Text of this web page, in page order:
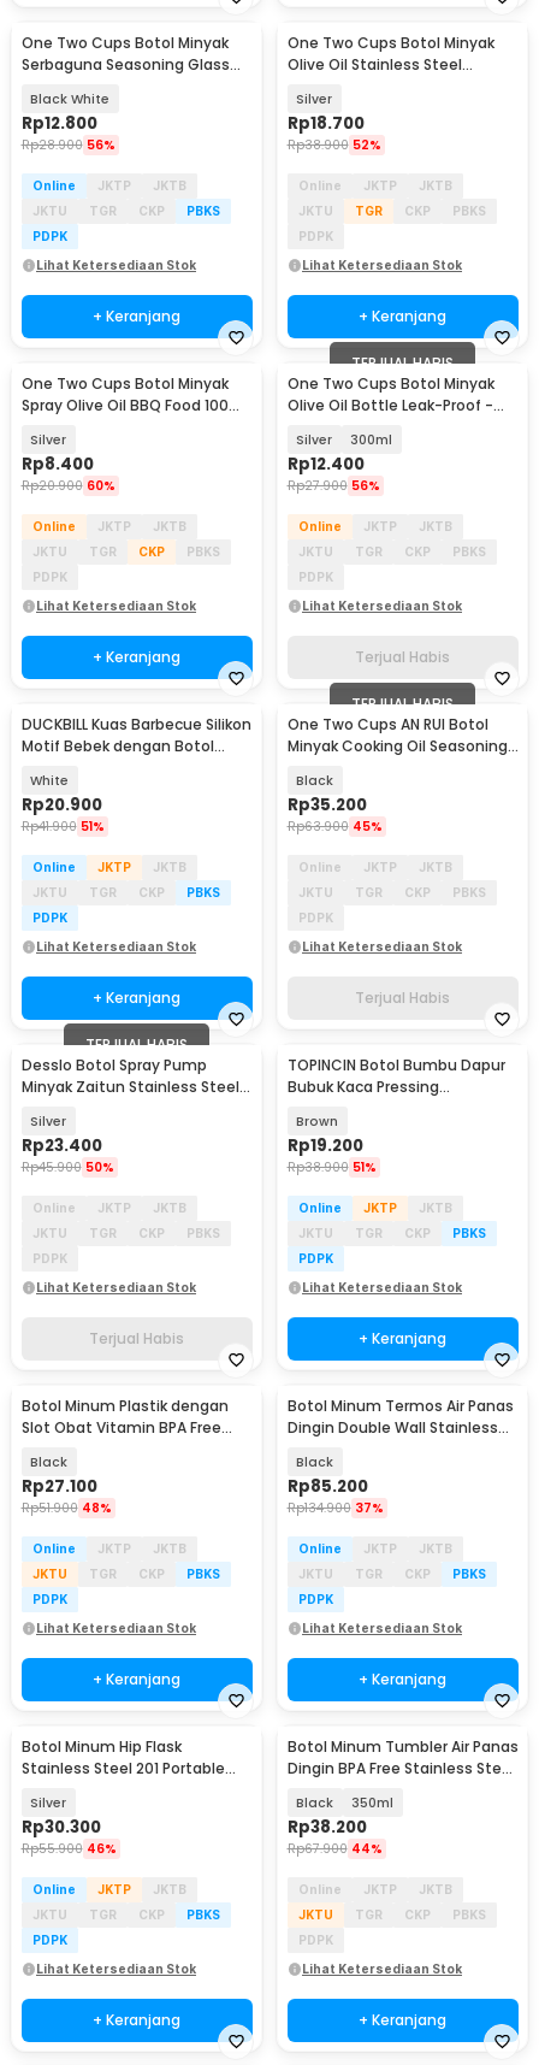
One Two Cups Botol Minyak
Serbaguna Seasoning Glass
Black White
Rp12.800
Rp28.900 56%
Online JKTP
JKTB
JKTU
TGR CKP
PBKS
PDPK
Lihat Ketersediaan Stok
+ Keranjang
One Two Cups Botol Minyak
Olive Oil Stainless Steel
Silver
Rp18.700
Rp38.900 52%
Online JKTP
JKTB
JKTU
TGR CKP
PBKS
PDPK
Lihat Ketersediaan Stok
+ Keranjang
One Two Cups Botol Minyak
Spray Olive Oil BBQ Food 100ml
Silver
Rp8.400
Rp20.900 60%
Online JKTP
JKTB
JKTU
TGR CKP
PBKS
PDPK
Lihat Ketersediaan Stok
+ Keranjang
TERJUAL HABIS
One Two Cups Botol Minyak
Olive Oil Bottle Leak-Proof -
Silver 300ml
Rp12.400
Rp27.900 56%
Online JKTP
JKTB
JKTU
TGR CKP
PBKS
PDPK
Lihat Ketersediaan Stok
Terjual Habis
DUCKBILL Kuas Barbecue Silikon
Motif Bebek dengan Botol
White
Rp20.900
Rp41.900 51%
Online JKTP
JKTB
JKTU
TGR CKP
PBKS
PDPK
Lihat Ketersediaan Stok
+ Keranjang
TERJUAL HABIS
One Two Cups AN RUI Botol
Minyak Cooking Oil Seasoning
Black
Rp35.200
Rp63.900 45%
Online JKTP
JKTB
JKTU
TGR CKP
PBKS
PDPK
Lihat Ketersediaan Stok
Terjual Habis
TERJUAL HABIS
Desslo Botol Spray Pump
Minyak Zaitun Stainless Steel
Silver
Rp23.400
Rp45.900 50%
Online JKTP
JKTB
JKTU
TGR CKP
PBKS
PDPK
Lihat Ketersediaan Stok
Terjual Habis
TOPINCIN Botol Bumbu Dapur
Bubuk Kaca Pressing
Brown
Rp19.200
Rp38.900 51%
Online JKTP
JKTB
JKTU
TGR CKP
PBKS
PDPK
Lihat Ketersediaan Stok
+ Keranjang
Botol Minum Plastik dengan
Slot Obat Vitamin BPA Free
Black
Rp27.100
Rp51.900 48%
Online JKTP
JKTB
JKTU
TGR CKP
PBKS
PDPK
Lihat Ketersediaan Stok
+ Keranjang
Botol Minum Termos Air Panas
Dingin Double Wall Stainless
Black
Rp85.200
Rp134.900 37%
Online JKTP
JKTB
JKTU
TGR CKP
PBKS
PDPK
Lihat Ketersediaan Stok
+ Keranjang
Botol Minum Hip Flask
Stainless Steel 201 Portable
Silver
Rp30.300
Rp55.900 46%
Online JKTP
JKTB
JKTU
TGR CKP
PBKS
PDPK
Lihat Ketersediaan Stok
+ Keranjang
Botol Minum Tumbler Air Panas
Dingin BPA Free Stainless Steel
Black 350ml
Rp38.200
Rp67.900 44%
Online JKTP
JKTB
JKTU
TGR CKP
PBKS
PDPK
Lihat Ketersediaan Stok
+ Keranjang